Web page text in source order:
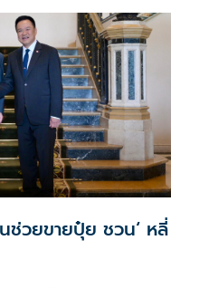
ช่วยขายปุ๋ย ชวน‘ หลี่